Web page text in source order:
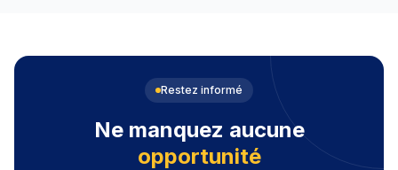
Restez informé
Ne manquez aucune
opportunité